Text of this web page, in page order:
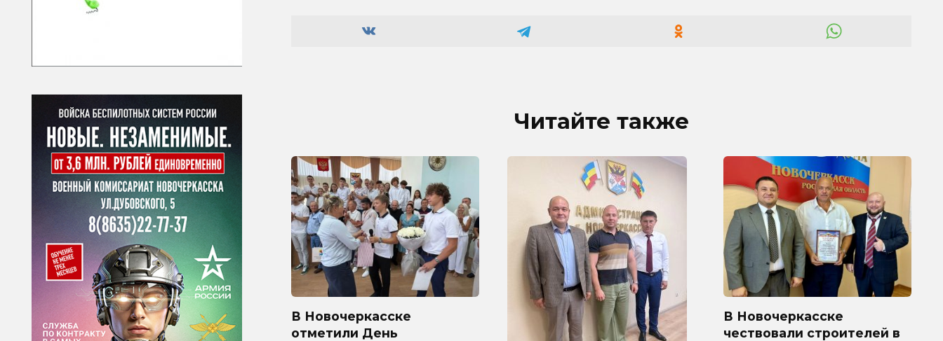
Читайте также
В Новочеркасске
отметили День
В Новочеркасске
чествовали строителей в